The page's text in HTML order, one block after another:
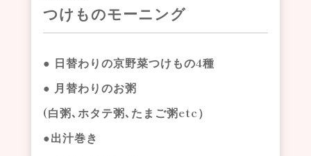
つけものモーニング
● 日替わりの京野菜つけもの4種
● 月替わりのお粥
(白粥､ホタテ粥､たまご粥etc）
●出汁巻き